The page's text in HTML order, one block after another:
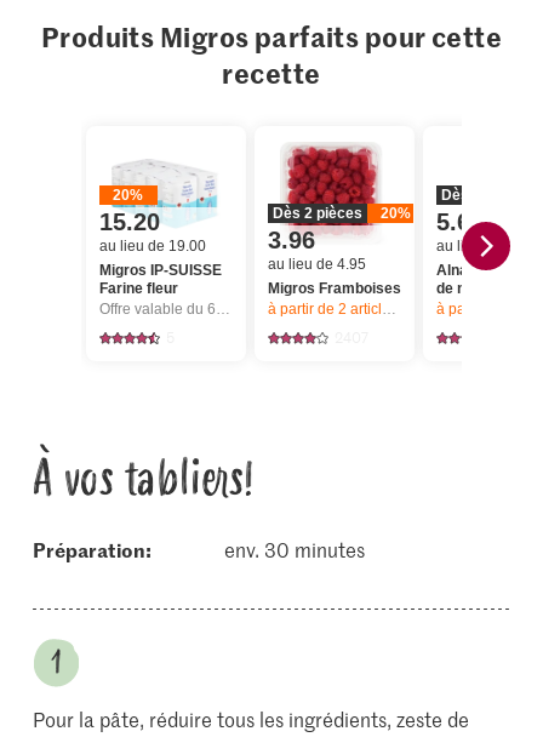
Produits Migros parfaits pour cette
recette
20%
15.20
au lieu de 19.00
Migros IP-SUISSE
Farine fleur
Offre valable du 6.8 au 12.8.2026, jusqu’à épuisement du stock.
Dès 2 pièces 20%
3.96
au lieu de 4.95
Migros Framboises
à partir de 2 articles, Offre valable du
Dès 2 pièces
5.68
au lieu de 7.10
Alnatura Bio
de noix de
à partir de 2
À vos tabliers!
Préparation: env. 30 minutes
Pour la pâte, réduire tous les ingrédients, zeste de